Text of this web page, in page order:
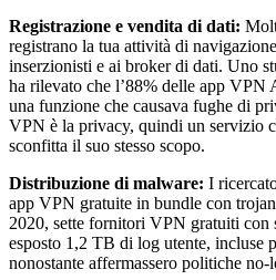
Registrazione e vendita di dati:
registrano la tua attività di
inserzionisti e ai broker di dati. Uno
ha rilevato che l’88% delle app VPN
una funzione che causava fughe di
VPN è la privacy, quindi un servizio
sconfitta il suo stesso scopo.
Distribuzione di malware: I
app VPN gratuite in bundle con
2020, sette fornitori VPN gratuiti con
esposto 1,2 TB di log utente, incluse
nonostante affermassero politiche no-